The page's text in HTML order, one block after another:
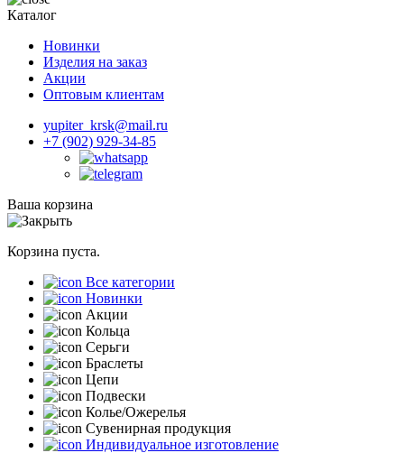
Каталог
Новинки
Изделия на заказ
Акции
Оптовым клиентам
yupiter_krsk@mail.ru
+7 (902) 929-34-85
Ваша корзина
Корзина пуста.
Все категории
Новинки
Акции
Кольца
Серьги
Браслеты
Цепи
Подвески
Колье/Ожерелья
Сувенирная продукция
Индивидуальное изготовление